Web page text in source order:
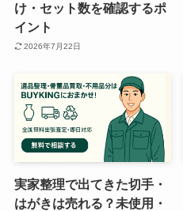
け・セット数を確認するポ
イント
2026年7月22日
実家整理で出てきた切手・
はがきは売れる？未使用・